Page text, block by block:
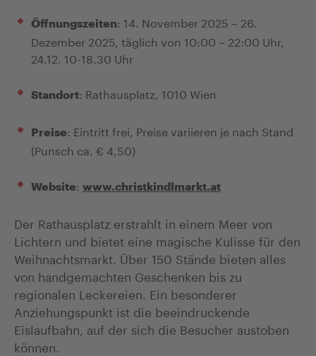
Öffnungszeiten: 14. November 2025 – 26.
Dezember 2025, täglich von 10:00 – 22:00 Uhr,
24.12. 10-18.30 Uhr
Standort: Rathausplatz, 1010 Wien
Preise: Eintritt frei, Preise variieren je nach Stand
(Punsch ca. € 4,50)
Website: www.christkindlmarkt.at
Der Rathausplatz erstrahlt in einem Meer von
Lichtern und bietet eine magische Kulisse für den
Weihnachtsmarkt. Über 150 Stände bieten alles
von handgemachten Geschenken bis zu
regionalen Leckereien. Ein besonderer
Anziehungspunkt ist die beeindruckende
Eislaufbahn, auf der sich die Besucher austoben
können.